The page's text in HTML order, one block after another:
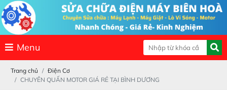
Menu
Trang chủ
Điện Cơ
CHUYÊN QUẤN MOTOR GIÁ RẺ TẠI BÌNH DƯƠNG